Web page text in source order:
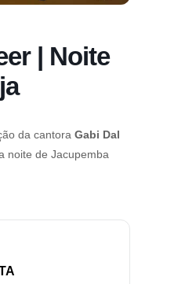
| Noite
da cantora Gabi Dal
noite de Jacupemba